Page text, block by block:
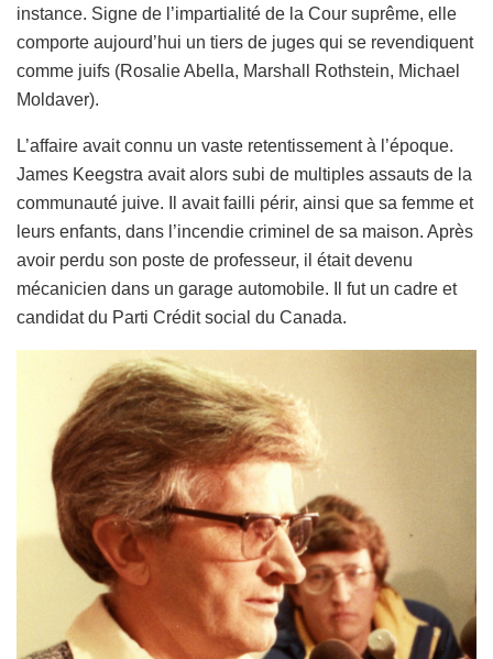
instance. Signe de l’impartialité de la Cour suprême, elle
comporte aujourd’hui un tiers de juges qui se revendiquent
comme juifs (Rosalie Abella, Marshall Rothstein, Michael
Moldaver).
L’affaire avait connu un vaste retentissement à l’époque.
James Keegstra avait alors subi de multiples assauts de la
communauté juive. Il avait failli périr, ainsi que sa femme et
leurs enfants, dans l’incendie criminel de sa maison. Après
avoir perdu son poste de professeur, il était devenu
mécanicien dans un garage automobile. Il fut un cadre et
candidat du Parti Crédit social du Canada.